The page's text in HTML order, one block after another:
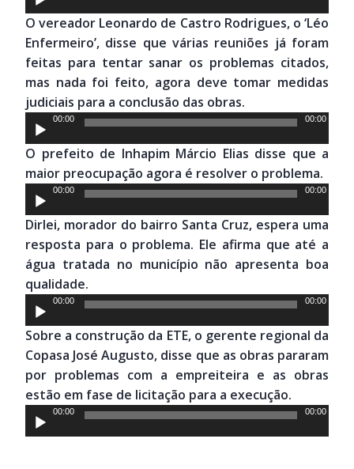
de
áudio
O vereador Leonardo de Castro Rodrigues, o ‘Léo
Enfermeiro’, disse que várias reuniões já foram
feitas para tentar sanar os problemas citados,
mas nada foi feito, agora deve tomar medidas
judiciais para a conclusão das obras.
Tocador
de
áudio
00:00 00:00
O prefeito de Inhapim Márcio Elias disse que a
maior preocupação agora é resolver o problema.
Tocador
de
áudio
00:00 00:00
Dirlei, morador do bairro Santa Cruz, espera uma
resposta para o problema. Ele afirma que até a
água tratada no município não apresenta boa
qualidade.
Tocador
de
áudio
00:00 00:00
Sobre a construção da ETE, o gerente regional da
Copasa José Augusto, disse que as obras pararam
por problemas com a empreiteira e as obras
estão em fase de licitação para a execução.
Tocador
de
00:00 00:00